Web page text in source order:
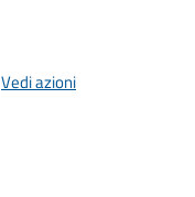
Vedi azioni